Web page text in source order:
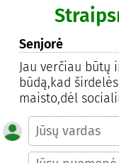
Senjorė
Jau verčiau būtų
būdą,kad
maisto,dėl